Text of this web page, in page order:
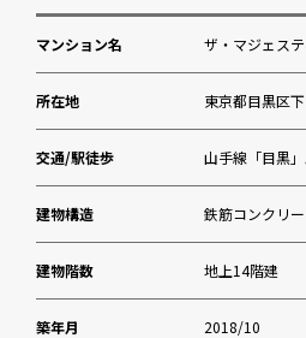
目黒幼稚園
田中医院
不動公園
まいばすけっと 下目黒2丁
K-PORT DRUG MART(ケ
マート) 下目黒店
マンション名 ザ・マジェス
所在地 東京都目黒区
交通/駅徒歩 山手線「目黒
建物構造 鉄筋コンクリ
建物階数 地上14階建
築年月 2018/10